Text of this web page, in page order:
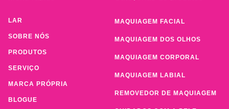
LAR
SOBRE NÓS
PRODUTOS
SERVIÇO
MARCA PRÓPRIA
BLOGUE
MAQUIAGEM FACIAL
MAQUIAGEM DOS OLHOS
MAQUIAGEM CORPORAL
MAQUIAGEM LABIAL
REMOVEDOR DE MAQUIAGEM